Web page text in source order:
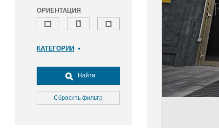
ОРИЕНТАЦИЯ
КАТЕГОРИИ
Досуг, туризм и отдых
Культура
Медицина
Найти
Сбросить фильтр